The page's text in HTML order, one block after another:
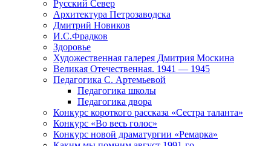
Русский Север
Архитектура Петрозаводска
Дмитрий Новиков
И.С.Фрадков
Здоровье
Художественная галерея Дмитрия Москина
Великая Отечественная. 1941 — 1945
Педагогика С. Артемьевой
Педагогика школы
Педагогика двора
Конкурс короткого рассказа «Сестра таланта»
Конкурс «Во весь голос»
Конкурс новой драматургии «Ремарка»